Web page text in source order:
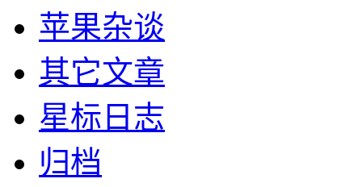
苹果杂谈
其它文章
星标日志
归档